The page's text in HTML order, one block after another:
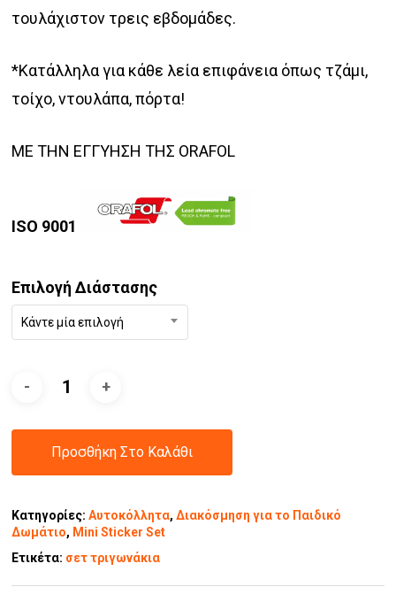
τουλάχιστον τρεις εβδομάδες.
*Κατάλληλα για κάθε λεία επιφάνεια όπως τζάμι,
τοίχο, ντουλάπα, πόρτα!
ΜΕ ΤΗΝ ΕΓΓΥΗΣΗ ΤΗΣ ORAFOL
ISO 9001
Επιλογή Διάστασης
Κάντε μία επιλογή
Προσθήκη Στο Καλάθι
Κατηγορίες:Αυτοκόλλητα,Διακόσμηση για το Παιδικό
Δωμάτιο, Mini Sticker Set
Ετικέτα: σετ τριγωνάκια